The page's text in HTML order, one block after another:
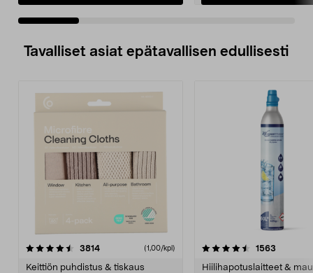
Tavalliset asiat epätavallisen edullisesti
3814arvostelut (1,00/kpl)
Keittiön puhdistus & tiskaus
4.5viidestä
1563
Hiilihapotuslaitteet &
4.5viidestä